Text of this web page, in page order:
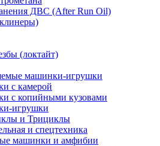
ДВС (After Run Oil)
(локтайт)
машинки-игрушки
с камерой
с копийными кузовами
игрушки
и Трициклы
и спецтехника
машинки и амфибии